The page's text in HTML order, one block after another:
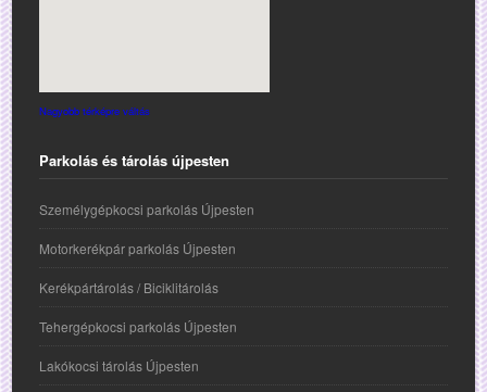
Nagyobb térképre váltás
Parkolás és tárolás újpesten
Személygépkocsi parkolás Újpesten
Motorkerékpár parkolás Újpesten
Kerékpártárolás / Biciklitárolás
Tehergépkocsi parkolás Újpesten
Lakókocsi tárolás Újpesten